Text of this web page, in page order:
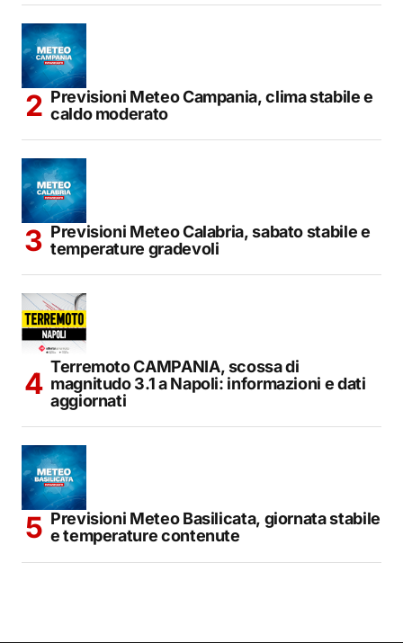
Previsioni Meteo Campania, clima stabile e
caldo moderato
Previsioni Meteo Calabria, sabato stabile e
temperature gradevoli
Terremoto CAMPANIA, scossa di
magnitudo 3.1 a Napoli: informazioni e dati
aggiornati
Previsioni Meteo Basilicata, giornata stabile
e temperature contenute